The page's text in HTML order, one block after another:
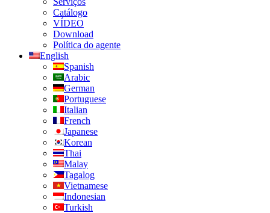
Catálogo
VÍDEO
Download
Política do agente
English
Spanish
Arabic
German
Portuguese
Italian
French
Japanese
Korean
Thai
Malay
Tagalog
Vietnamese
Indonesian
Turkish